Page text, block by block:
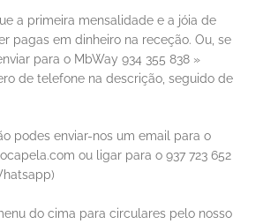
a primeira mensalidade e a jóia de
pagas em dinheiro na receção. Ou, se
para o MbWay 934 355 838 »
de telefone na descrição, seguido de
podes enviar-nos um email para o
ou ligar para o 937 723 652
do cima para circulares pelo nosso